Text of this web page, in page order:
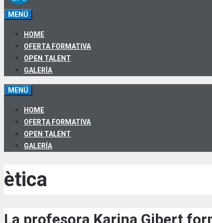
MENÚ
HOME
OFERTA FORMATIVA
OPEN TALENT
GALERÍA
MENÚ
HOME
OFERTA FORMATIVA
OPEN TALENT
GALERÍA
ètica
La profesora Karina Gibert